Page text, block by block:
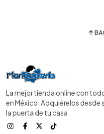
La mejor tienda online con
en México. Adquiérelos desde
la puerta de tu casa